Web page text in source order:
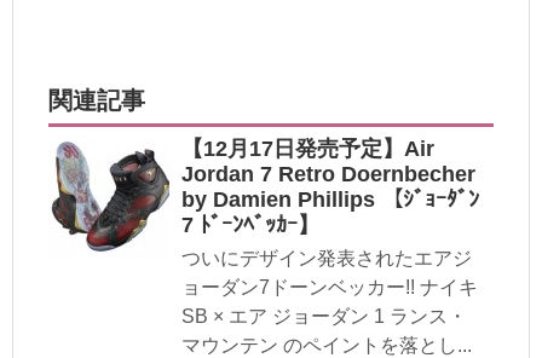
関連記事
【12月17日発売予定】Air
Jordan 7 Retro Doernbecher
by Damien Phillips 【ｼﾞｮｰﾀﾞﾝ
7 ﾄﾞｰﾝﾍﾞｯｶｰ】
ついにデザイン発表されたエアジ
ョーダン7ドーンベッカー!! ナイキ
SB × エア ジョーダン 1 ランス・
マウンテン のペイントを落とし...